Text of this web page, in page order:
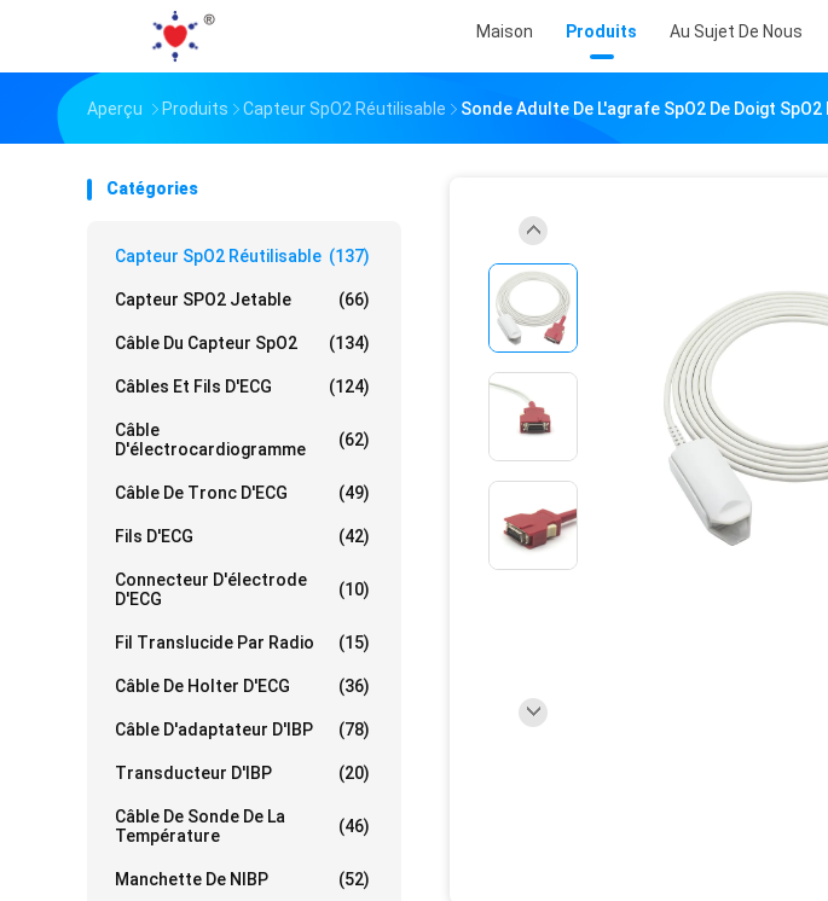
Maison Produits Au Sujet De Nous
Aperçu Produits Capteur SpO2 Réutilisable Sonde Adulte De L'agrafe SpO2 De Doigt
Catégories
Capteur SpO2 Réutilisable (137)
Capteur SPO2 Jetable (66)
Câble Du Capteur SpO2 (134)
Câbles Et Fils D'ECG (124)
Câble
D'électrocardiogramme
(62)
Câble De Tronc D'ECG (49)
Fils D'ECG (42)
Connecteur D'électrode
D'ECG
(10)
Fil Translucide Par Radio (15)
Câble De Holter D'ECG (36)
Câble D'adaptateur D'IBP (78)
Transducteur D'IBP (20)
Câble De Sonde De La
Température
(46)
Manchette De NIBP (52)